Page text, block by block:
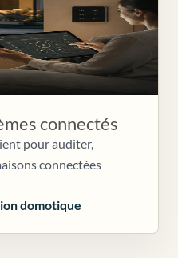
connectés
pour auditer,
connectées
domotique